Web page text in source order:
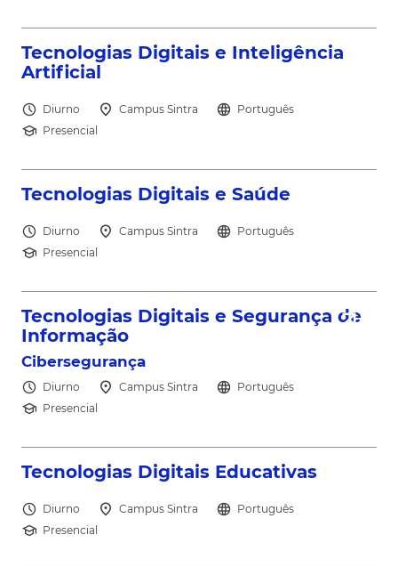
north_east
Tecnologias Digitais e Inteligência
Artificial
schedule Diurno location_on Campus Sintra language Português
school Presencial
Tecnologias Digitais e Saúde
schedule Diurno location_on Campus Sintra language Português
school Presencial
north_east
Tecnologias Digitais e Segurança de
Informação
Cibersegurança
schedule Diurno location_on Campus Sintra language Português
school Presencial
Tecnologias Digitais Educativas
schedule Diurno location_on Campus Sintra language Português
school Presencial